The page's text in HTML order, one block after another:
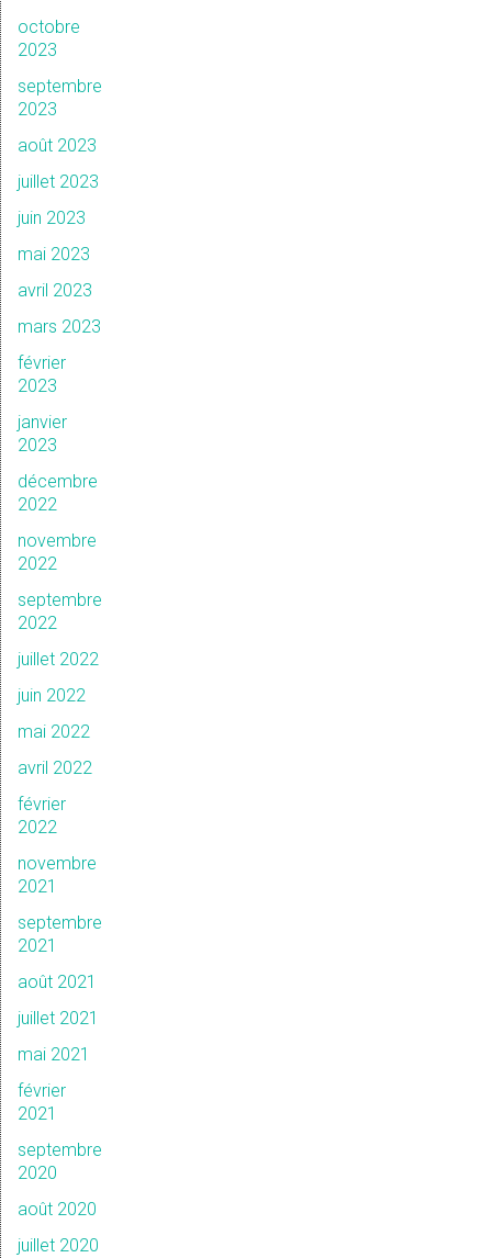
octobre
2023
septembre
2023
août 2023
juillet 2023
juin 2023
mai 2023
avril 2023
mars 2023
février
2023
janvier
2023
décembre
2022
novembre
2022
septembre
2022
juillet 2022
juin 2022
mai 2022
avril 2022
février
2022
novembre
2021
septembre
2021
août 2021
juillet 2021
mai 2021
février
2021
septembre
2020
août 2020
juillet 2020